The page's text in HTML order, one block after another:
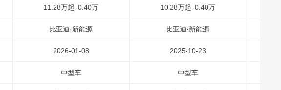
11.28万起↓0.40万 10.28万起↓0.40万
比亚迪·新能源 比亚迪·新能源
2026-01-08 2025-10-23
中型车 中型车